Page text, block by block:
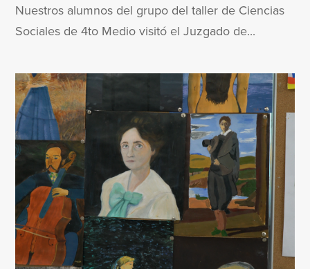
Nuestros alumnos del grupo del taller de Ciencias
Sociales de 4to Medio visitó el Juzgado de...